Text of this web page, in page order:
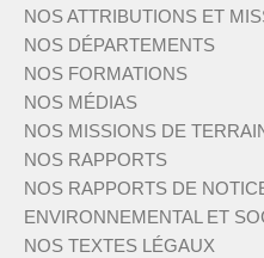
NOS ATTRIBUTIONS ET
NOS DÉPARTEMENTS
NOS FORMATIONS
NOS MÉDIAS
NOS MISSIONS DE
NOS RAPPORTS
NOS RAPPORTS DE
ENVIRONNEMENTAL ET
NOS TEXTES LÉGAUX